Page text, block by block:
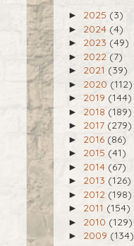
► 2025 (3)
► 2024 (4)
► 2023 (49)
► 2022 (7)
► 2021 (39)
► 2020 (112)
► 2019 (144)
► 2018 (189)
► 2017 (279)
► 2016 (86)
► 2015 (41)
► 2014 (67)
► 2013 (126)
► 2012 (198)
► 2011 (154)
► 2010 (129)
► 2009 (134)